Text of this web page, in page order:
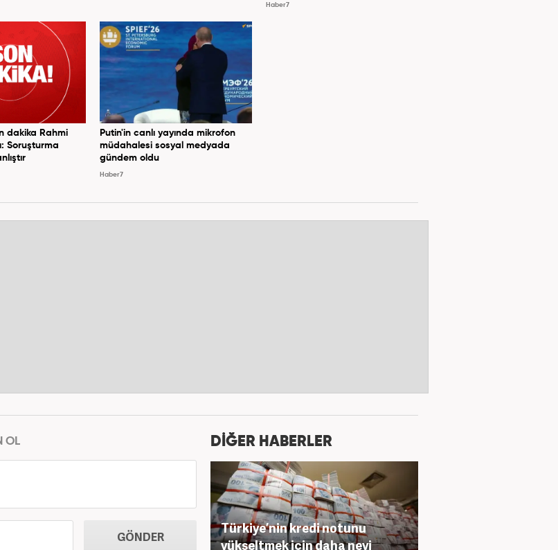
Haber7
dakika Rahmi
Soruşturma
Putin'in canlı yayında mikrofon
müdahalesi sosyal medyada
gündem oldu
Haber7
OL
GÖNDER
DİĞER HABERLER
Türkiye’nin kredi notunu
yükseltmek için daha neyi